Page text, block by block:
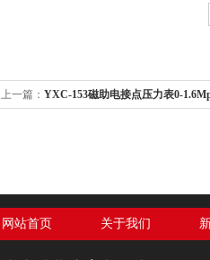
上一篇： YXC-153磁助电接点压力表0-
网站首页 关于我们